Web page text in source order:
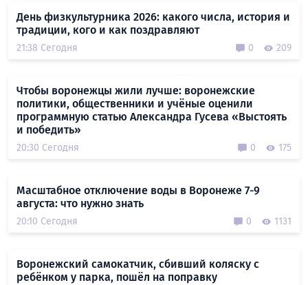
День физкультурника 2026: какого числа, история и
традиции, кого и как поздравляют
21:38 Сегодня 0 209
Чтобы воронежцы жили лучше: воронежские
политики, общественники и учёные оценили
программную статью Александра Гусева «Выстоять
и победить»
20:30 Сегодня 0 175
Масштабное отключение воды в Воронеже 7-9
августа: что нужно знать
20:10 Сегодня 0 1131
Воронежский самокатчик, сбивший коляску с
ребёнком у парка, пошёл на поправку